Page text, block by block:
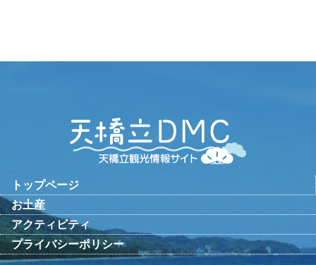
トップページ
お土産
アクティビティ
プライバシーポリシー